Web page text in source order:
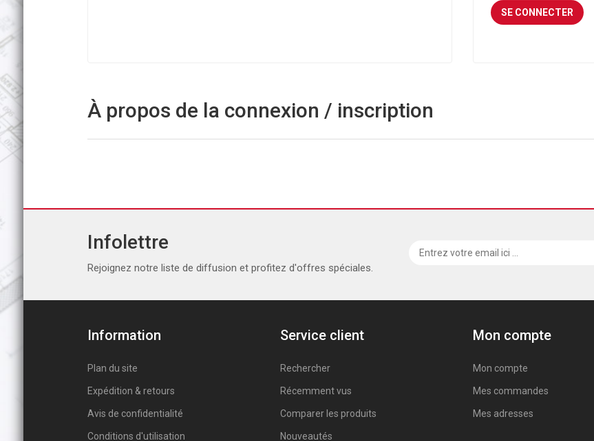
À propos de la connexion / inscription
Infolettre
Rejoignez notre liste de diffusion et profitez d'offres spéciales.
Information
Plan du site
Expédition & retours
Avis de confidentialité
Conditions d'utilisation
Service client
Rechercher
Récemment vus
Comparer les produits
Nouveautés
Mon compte
Mon compte
Mes commandes
Mes adresses